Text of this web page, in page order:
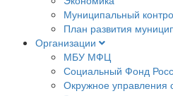
Муниципальный
План развития
Организации
МБУ МФЦ
Социальный Фонд
Окружное управления